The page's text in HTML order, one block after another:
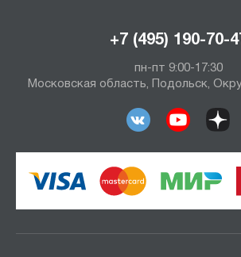
+7 (495) 190-70-
пн-пт 9:00-17:30
Московская область, Подольск,